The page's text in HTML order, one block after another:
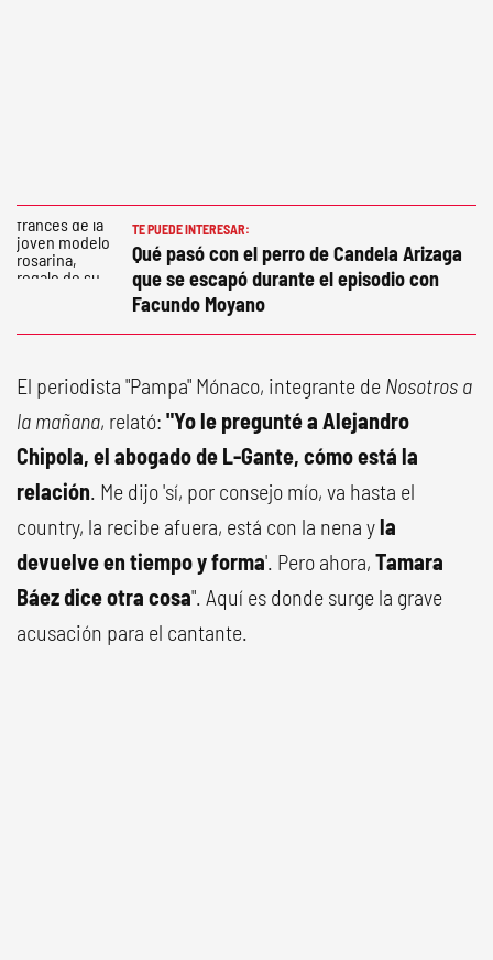
TE PUEDE INTERESAR:
Qué pasó con el perro de Candela Arizaga
que se escapó durante el episodio con
Facundo Moyano
El periodista "Pampa" Mónaco, integrante de Nosotros a
la mañana, relató: "Yole pregunté a Alejandro
Chipola, el abogado de L-Gante, cómo está la
relación. Me dijo 'sí, por consejo mío, va hasta el
country, la recibe afuera, está con la nena yla
devuelve en tiempo y forma'. Pero ahora, Tamara
Báez dice otra cosa". Aquí es donde surge la grave
acusación para el cantante.